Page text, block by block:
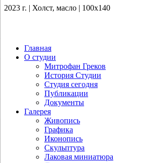
2023 г. | Холст, масло | 100х140
Главная
О студии
Митрофан Греков
История Студии
Студия сегодня
Публикации
Документы
Галерея
Живопись
Графика
Иконопись
Скульптура
Лаковая миниатюра